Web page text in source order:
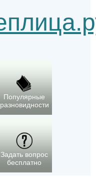
Популярные
разновидности
Задать вопрос
бесплатно